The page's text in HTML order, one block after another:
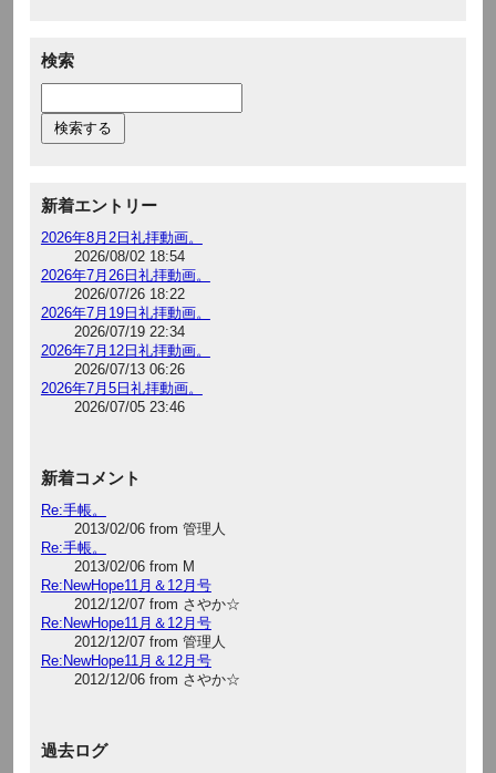
検索
新着エントリー
2026年8月2日礼拝動画。
2026/08/02 18:54
2026年7月26日礼拝動画。
2026/07/26 18:22
2026年7月19日礼拝動画。
2026/07/19 22:34
2026年7月12日礼拝動画。
2026/07/13 06:26
2026年7月5日礼拝動画。
2026/07/05 23:46
新着コメント
Re:手帳。
2013/02/06 from 管理人
Re:手帳。
2013/02/06 from M
Re:NewHope11月＆12月号
2012/12/07 from さやか☆
Re:NewHope11月＆12月号
2012/12/07 from 管理人
Re:NewHope11月＆12月号
2012/12/06 from さやか☆
過去ログ